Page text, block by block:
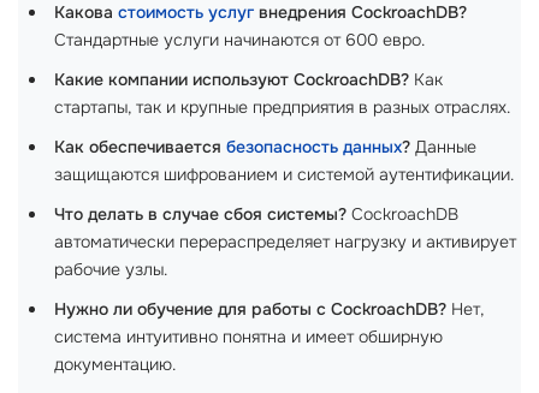
Какова стоимость услуг внедрения CockroachDB?
Стандартные услуги начинаются от 600 евро.
Какие компании используют CockroachDB? Как
стартапы, так и крупные предприятия в разных отраслях.
Как обеспечивается безопасность данных? Данные
защищаются шифрованием и системой аутентификации.
Что делать в случае сбоя системы? CockroachDB
автоматически перераспределяет нагрузку и активирует
рабочие узлы.
Нужно ли обучение для работы с CockroachDB? Нет,
система интуитивно понятна и имеет обширную
документацию.